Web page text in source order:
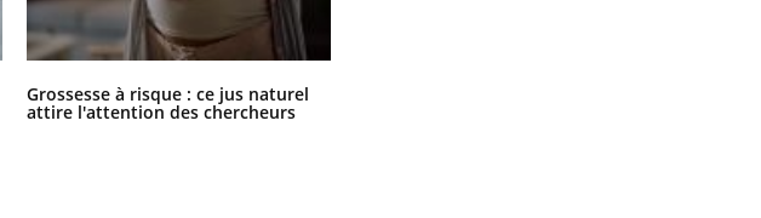
Grossesse à risque : ce jus naturel
attire l'attention des chercheurs